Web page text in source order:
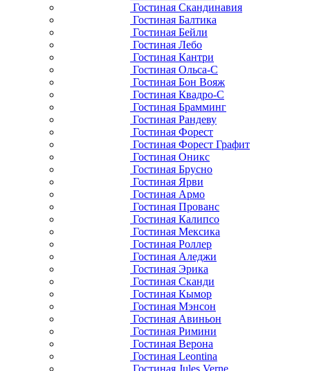
Гостиная Скандинавия
Гостиная Балтика
Гостиная Бейли
Гостиная Лебо
Гостиная Кантри
Гостиная Ольса-С
Гостиная Бон Вояж
Гостиная Квадро-С
Гостиная Брамминг
Гостиная Рандеву
Гостиная Форест
Гостиная Форест Графит
Гостиная Оникс
Гостиная Брусно
Гостиная Ярви
Гостиная Армо
Гостиная Прованс
Гостиная Калипсо
Гостиная Мексика
Гостиная Роллер
Гостиная Аледжи
Гостиная Эрика
Гостиная Сканди
Гостиная Кымор
Гостиная Мэнсон
Гостиная Авиньон
Гостиная Римини
Гостиная Верона
Гостиная Leontina
Гостиная Jules Verne